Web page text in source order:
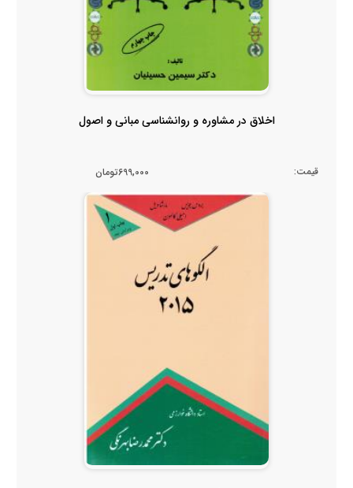
اخلاق در مشاوره و روانشناسی مبانی و اصول
قیمت: 699,000تومان